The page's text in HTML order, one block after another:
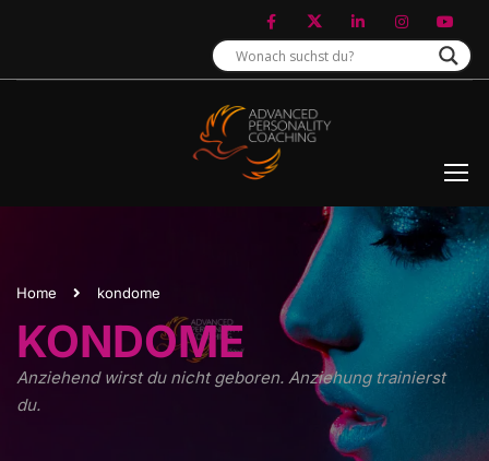
Home kondome
KONDOME
Anziehend wirst du nicht geboren. Anziehung trainierst
du.